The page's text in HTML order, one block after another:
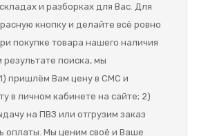
и разборках для Вас. Для
кнопку и делайте всё ровно
покупке товара нашего наличия
поиска, мы
пришлём Вам цену в СМС и
в личном кабинете на сайте; 2)
на ПВЗ или отгрузим заказ
оплаты. Мы ценим своё и Ваше